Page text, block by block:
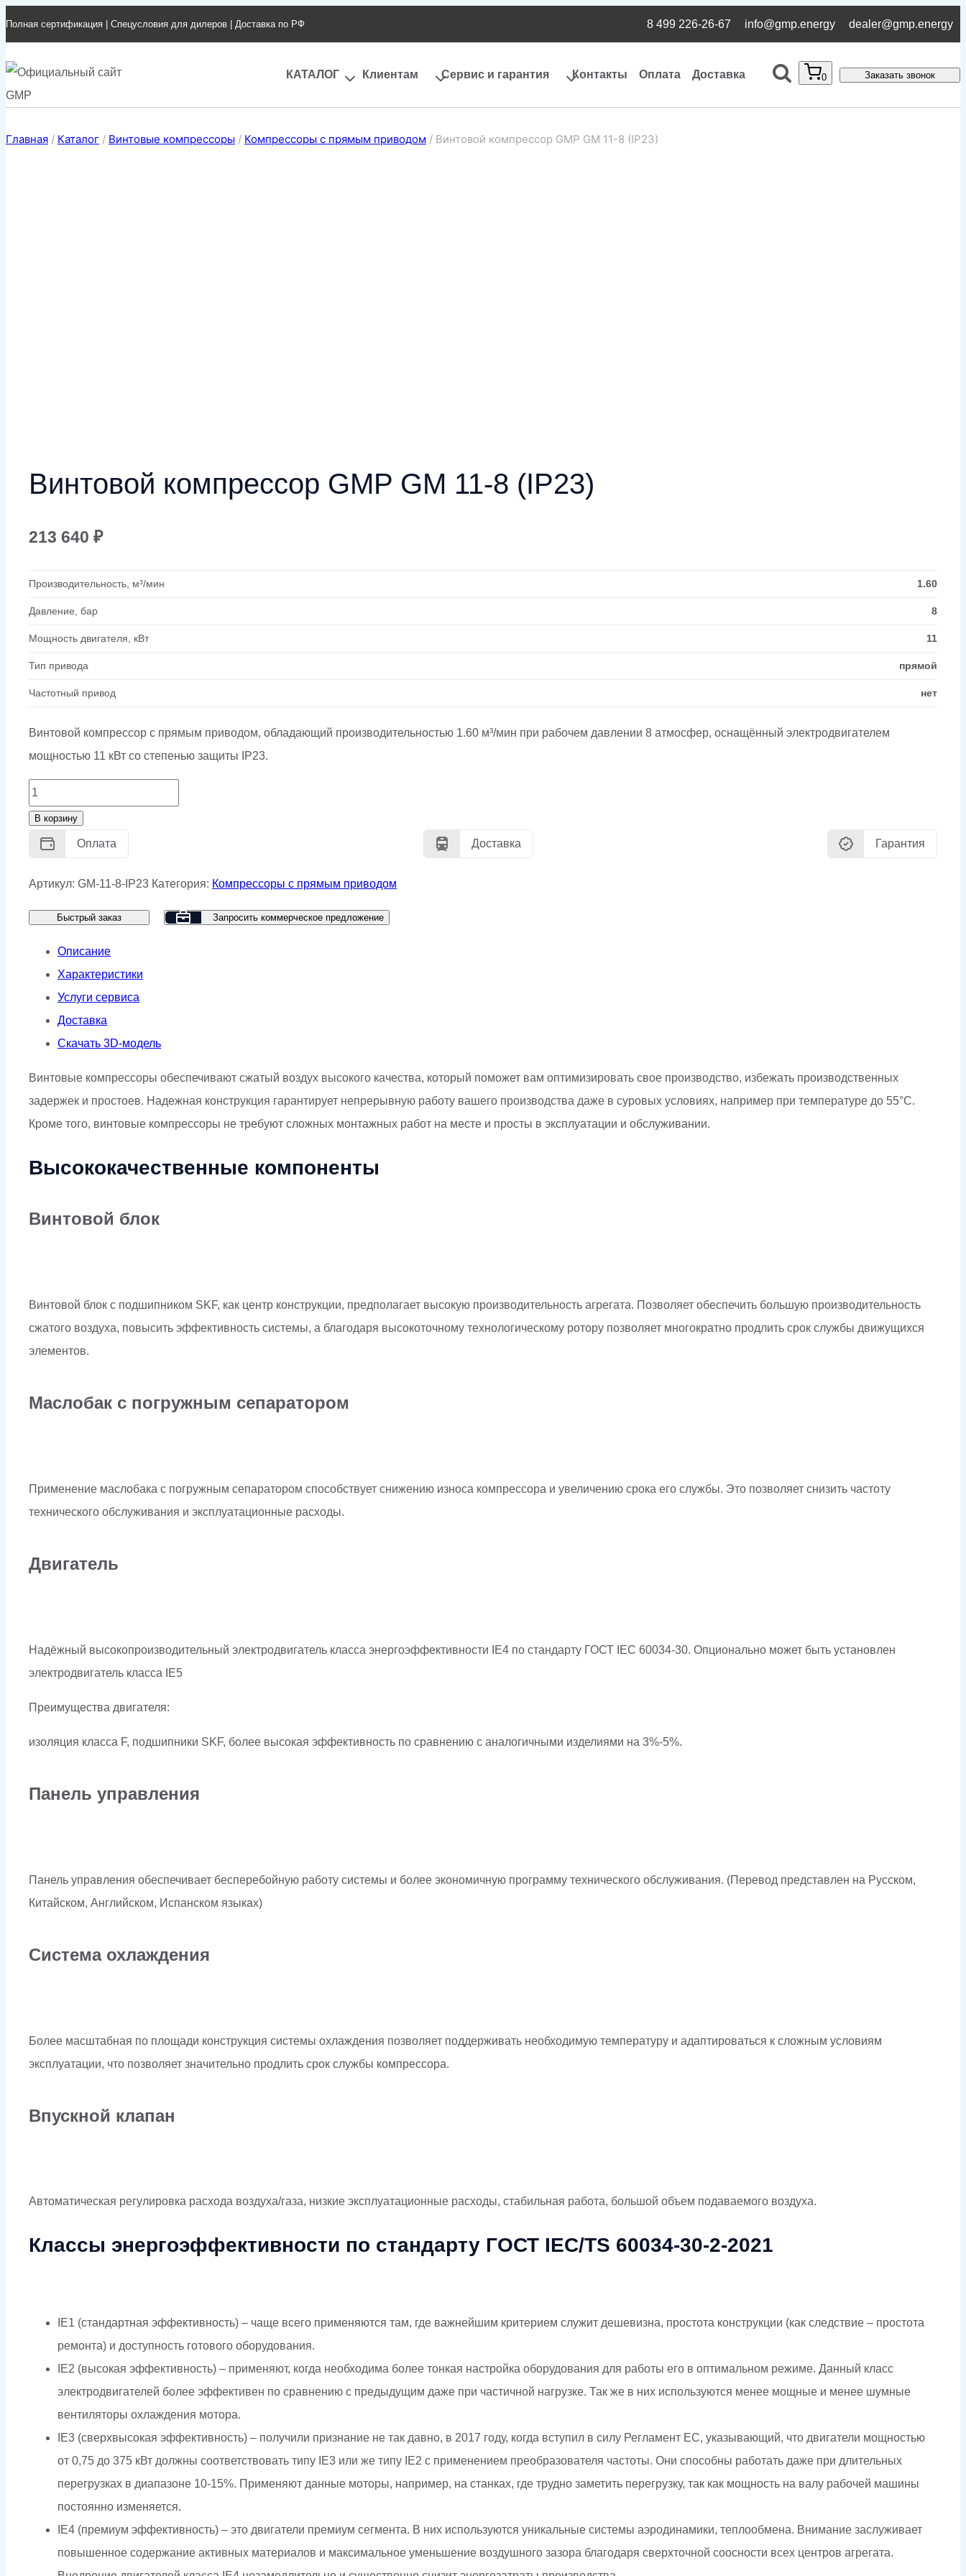
содержимому
Полная сертификация | Спецусловия для дилеров | Доставка по РФ 8 499 226-26-67 info@gmp.energy dealer@gmp.energy
КАТАЛОГ Клиентам Сервис и гарантия Контакты Оплата Доставка 0 Заказать звонок
Главная / Каталог / Винтовые компрессоры / Компрессоры с прямым приводом / Винтовой компрессор GMP GM 11-8 (IP23)
Винтовой компрессор GMP GM 11-8 (IP23)
213 640 ₽
Производительность, м³/мин 1.60
Давление, бар 8
Мощность двигателя, кВт 11
Тип привода прямой
Частотный привод нет
Винтовой компрессор с прямым приводом, обладающий производительностью 1.60 м³/мин при рабочем давлении 8 атмосфер, оснащённый электродвигателем
мощностью 11 кВт со степенью защиты IP23.
Количество
товара
Винтовой
GMP
11-
(IP23)
В корзину
Оплата Доставка Гарантия
Артикул: GM-11-8-IP23 Категория: Компрессоры с прямым приводом
Быстрый заказ Запросить коммерческое предложение
Описание
Характеристики
Услуги сервиса
Доставка
Скачать 3D-модель
Винтовые компрессоры обеспечивают сжатый воздух высокого качества, который поможет вам оптимизировать свое производство, избежать производственных
задержек и простоев. Надежная конструкция гарантирует непрерывную работу вашего производства даже в суровых условиях, например при температуре до 55°C.
Кроме того, винтовые компрессоры не требуют сложных монтажных работ на месте и просты в эксплуатации и обслуживании.
Высококачественные компоненты
Винтовой блок
Винтовой блок с подшипником SKF, как центр конструкции, предполагает высокую производительность агрегата. Позволяет обеспечить большую производительность
сжатого воздуха, повысить эффективность системы, а благодаря высокоточному технологическому ротору позволяет многократно продлить срок службы движущихся
элементов.
Маслобак с погружным сепаратором
Применение маслобака с погружным сепаратором способствует снижению износа компрессора и увеличению срока его службы. Это позволяет снизить частоту
технического обслуживания и эксплуатационные расходы.
Двигатель
Надёжный высокопроизводительный электродвигатель класса энергоэффективности IE4 по стандарту ГОСТ IEC 60034-30. Опционально может быть установлен
электродвигатель класса IE5
Преимущества двигателя:
изоляция класса F, подшипники SKF, более высокая эффективность по сравнению с аналогичными изделиями на 3%-5%.
Панель управления
Панель управления обеспечивает бесперебойную работу системы и более экономичную программу технического обслуживания. (Перевод представлен на Русском,
Китайском, Английском, Испанском языках)
Система охлаждения
Более масштабная по площади конструкция системы охлаждения позволяет поддерживать необходимую температуру и адаптироваться к сложным условиям
эксплуатации, что позволяет значительно продлить срок службы компрессора.
Впускной клапан
Автоматическая регулировка расхода воздуха/газа, низкие эксплуатационные расходы, стабильная работа, большой объем подаваемого воздуха.
Классы энергоэффективности по стандарту ГОСТ IEC/TS 60034-30-2-2021
IE1 (стандартная эффективность) – чаще всего применяются там, где важнейшим критерием служит дешевизна, простота конструкции (как следствие – простота
ремонта) и доступность готового оборудования.
IE2 (высокая эффективность) – применяют, когда необходима более тонкая настройка оборудования для работы его в оптимальном режиме. Данный класс
электродвигателей более эффективен по сравнению с предыдущим даже при частичной нагрузке. Так же в них используются менее мощные и менее шумные
вентиляторы охлаждения мотора.
IE3 (сверхвысокая эффективность) – получили признание не так давно, в 2017 году, когда вступил в силу Регламент ЕС, указывающий, что двигатели мощностью
от 0,75 до 375 кВт должны соответствовать типу IE3 или же типу IE2 с применением преобразователя частоты. Они способны работать даже при длительных
перегрузках в диапазоне 10-15%. Применяют данные моторы, например, на станках, где трудно заметить перегрузку, так как мощность на валу рабочей машины
постоянно изменяется.
IE4 (премиум эффективность) – это двигатели премиум сегмента. В них используются уникальные системы аэродинамики, теплообмена. Внимание заслуживает
повышенное содержание активных материалов и максимальное уменьшение воздушного зазора благодаря сверхточной соосности всех центров агрегата.